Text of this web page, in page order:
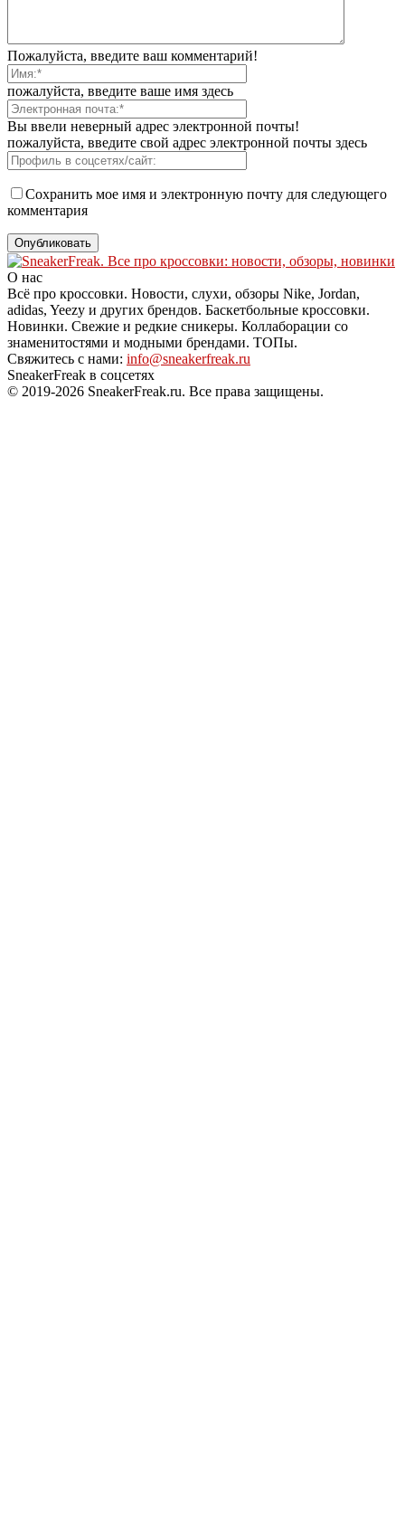
Пожалуйста, введите ваш комментарий!
пожалуйста, введите ваше имя здесь
Вы ввели неверный адрес электронной почты!
пожалуйста, введите свой адрес электронной почты здесь
Сохранить мое имя и электронную почту для следующего
комментария
О нас
Всё про кроссовки. Новости, слухи, обзоры Nike, Jordan,
adidas, Yeezy и других брендов. Баскетбольные кроссовки.
Новинки. Свежие и редкие сникеры. Коллаборации со
знаменитостями и модными брендами. ТОПы.
Свяжитесь с нами: info@sneakerfreak.ru
SneakerFreak в соцсетях
© 2019-2026 SneakerFreak.ru. Все права защищены.